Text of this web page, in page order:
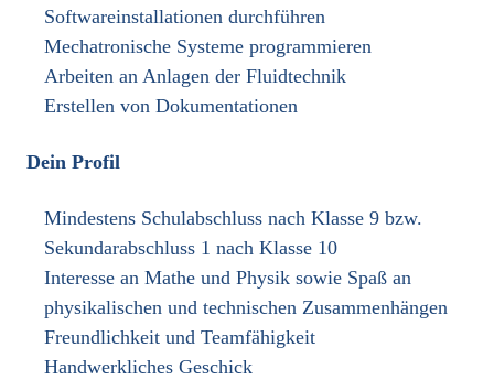
Softwareinstallationen durchführen
Mechatronische Systeme programmieren
Arbeiten an Anlagen der Fluidtechnik
Erstellen von Dokumentationen
Dein Profil
Mindestens Schulabschluss nach Klasse 9 bzw.
Sekundarabschluss 1 nach Klasse 10
Interesse an Mathe und Physik sowie Spaß an
physikalischen und technischen Zusammenhängen
Freundlichkeit und Teamfähigkeit
Handwerkliches Geschick